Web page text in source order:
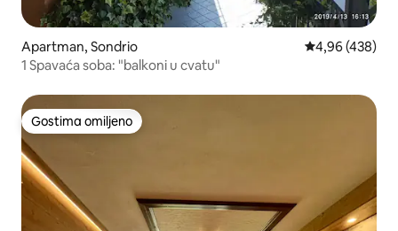
Apartman, Sondrio Prosečna
4,96 (438)
1 Spavaća soba: "balkoni u cvatu"
Gostima omiljeno
Gostima omiljeno